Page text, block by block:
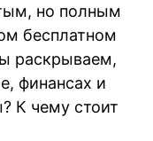
но полным
бесплатном
раскрываем,
финансах и
К чему стоит